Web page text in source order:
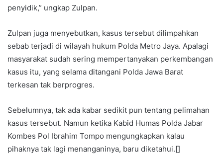
penyidik,” ungkap Zulpan.
Zulpan juga menyebutkan, kasus tersebut dilimpahkan
sebab terjadi di wilayah hukum Polda Metro Jaya. Apalagi
masyarakat sudah sering mempertanyakan perkembangan
kasus itu, yang selama ditangani Polda Jawa Barat
terkesan tak berprogres.
Sebelumnya, tak ada kabar sedikit pun tentang pelimahan
kasus tersebut. Namun ketika Kabid Humas Polda Jabar
Kombes Pol Ibrahim Tompo mengungkapkan kalau
pihaknya tak lagi menanganinya, baru diketahui.[]